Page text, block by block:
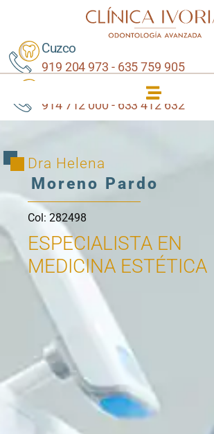
Cuzco
919 204 973 - 635 759 905
914 712 000 - 633 412 632
Dra Helena
Moreno Pardo
Col: 282498
ESPECIALISTA EN
MEDICINA ESTÉTICA